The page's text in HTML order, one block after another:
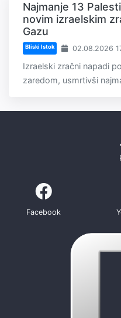
Najmanje 13
novim izraelskim
Gazu
Bliski Istok 02.08.2026
Izraelski zračni napadi
zaredom, usmrtivši
Facebook